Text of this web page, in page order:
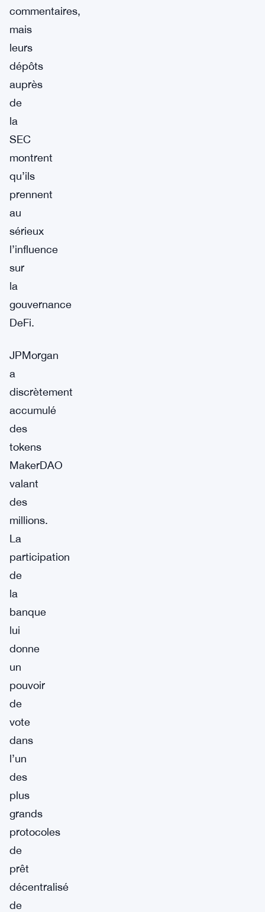
commentaires,
mais
leurs
dépôts
auprès
de
la
SEC
montrent
qu’ils
prennent
au
sérieux
l’influence
sur
la
gouvernance
DeFi.
JPMorgan
a
discrètement
accumulé
des
tokens
MakerDAO
valant
des
millions.
La
participation
de
la
banque
lui
donne
un
pouvoir
de
vote
dans
l’un
des
plus
grands
protocoles
de
prêt
décentralisé
de